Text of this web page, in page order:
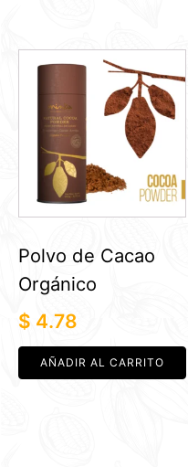
Polvo de Cacao
Orgánico
$ 4.78
AÑADIR AL CARRITO